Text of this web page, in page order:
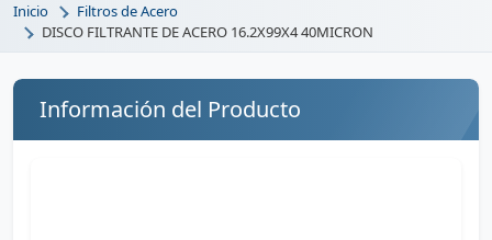
Inicio
Filtros de Acero
DISCO FILTRANTE DE ACERO 16.2X99X4 40MICRON
Información del Producto